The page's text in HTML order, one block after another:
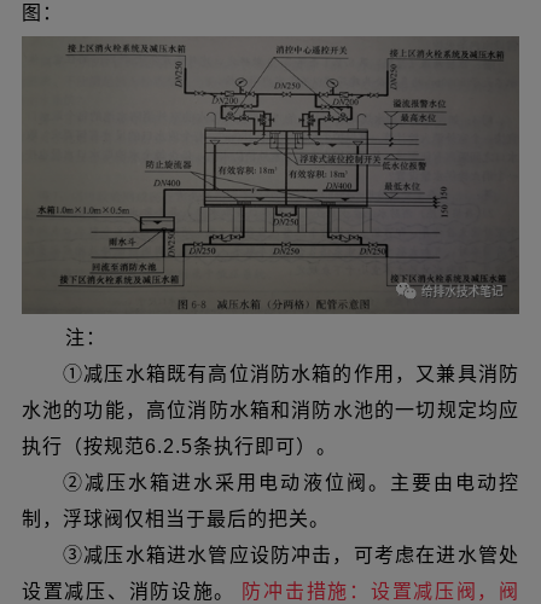
图：
注：
①减压水箱既有高位消防水箱的作用，又兼具消防
水池的功能，高位消防水箱和消防水池的一切规定均应
执行（按规范6.2.5条执行即可）。
②减压水箱进水采用电动液位阀。主要由电动控
制，浮球阀仅相当于最后的把关。
③减压水箱进水管应设防冲击，可考虑在进水管处
设置减压、消防设施。
防冲击措施：设置减压阀，阀